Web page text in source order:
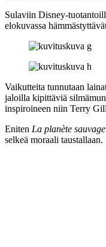
Sulaviin Disney-
elokuvassa
Vaikutteita tunnutaan
jaloilla kipittäviä
inspiroineen niin Terry
Eniten La planète sauvage
selkeä moraali taustallaan.